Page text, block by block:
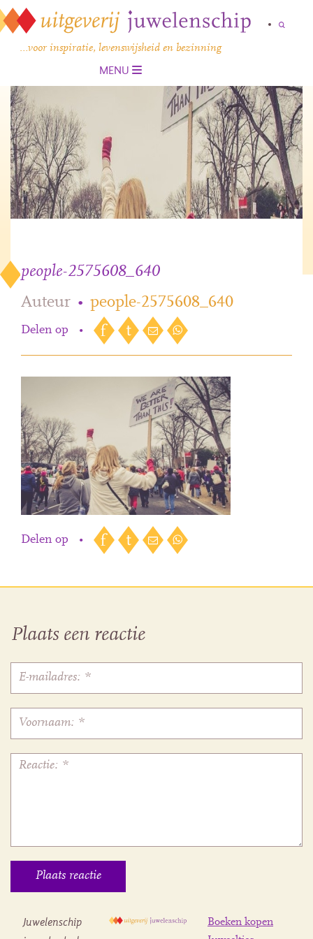
…voor inspiratie, levenswijsheid en bezinning
MENU
people-2575608_640
Auteur • people-2575608_640
Delen op •
Delen op •
Plaats een reactie
Juwelenschip
Boeken kopen